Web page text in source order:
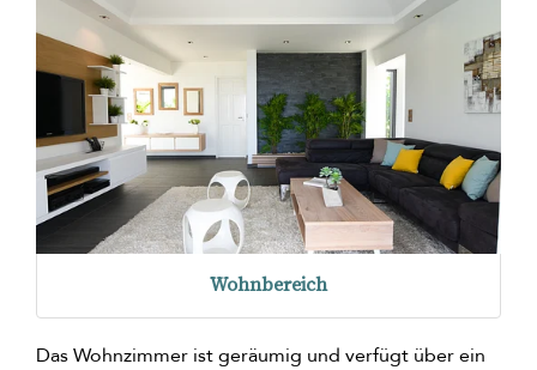
Wohnbereich
Das Wohnzimmer ist geräumig und verfügt über ein